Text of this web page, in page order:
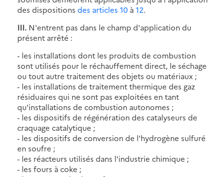
des dispositions des articles 10 à12.
III. N'entrent pas dans le champ d'application du
présent arrêté :
- les installations dont les produits de combustion
sont utilisés pour le réchauffement direct, le séchage
ou tout autre traitement des objets ou matériaux ;
- les installations de traitement thermique des gaz
résiduaires qui ne sont pas exploitées en tant
qu'installations de combustion autonomes ;
- les dispositifs de régénération des catalyseurs de
craquage catalytique ;
- les dispositifs de conversion de l'hydrogène sulfuré
en soufre ;
- les réacteurs utilisés dans l'industrie chimique ;
- les fours à coke ;